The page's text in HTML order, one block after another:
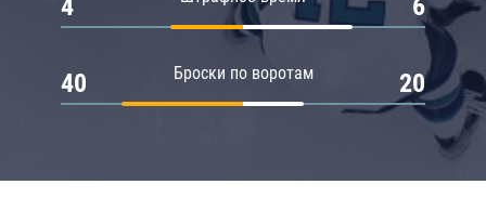
4 6
Броски по воротам
40 20